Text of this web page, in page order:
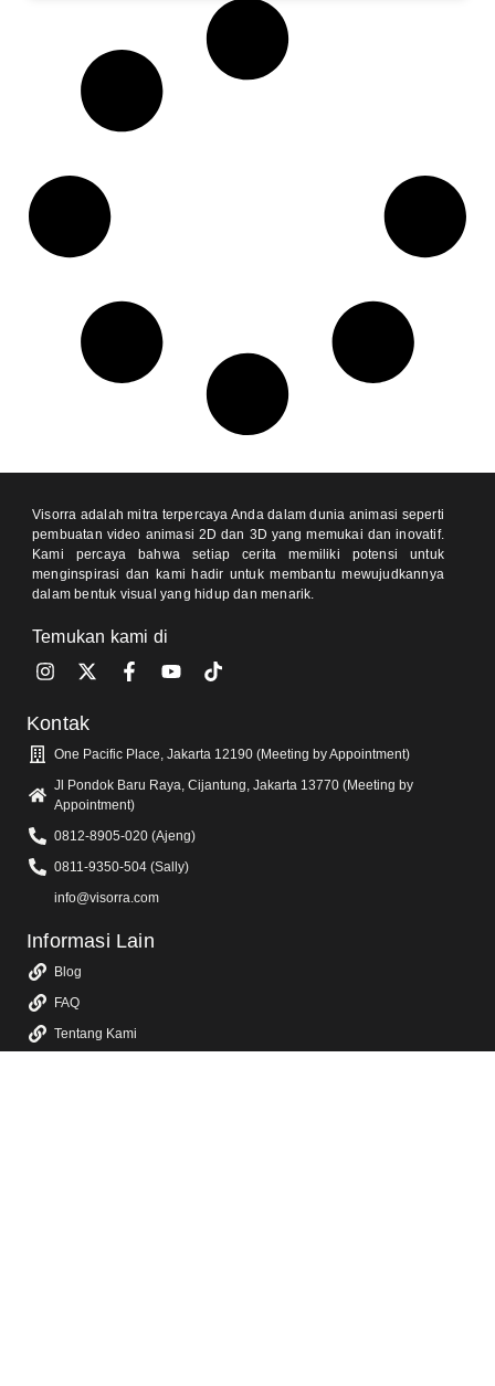
Visorra adalah mitra terpercaya Anda dalam dunia animasi seperti
pembuatan video animasi 2D dan 3D yang memukai dan inovatif.
Kami percaya bahwa setiap cerita memiliki potensi untuk
menginspirasi dan kami hadir untuk membantu mewujudkannya
dalam bentuk visual yang hidup dan menarik.
Temukan kami di
Kontak
One Pacific Place, Jakarta 12190 (Meeting by Appointment)
Jl Pondok Baru Raya, Cijantung, Jakarta 13770 (Meeting by
Appointment)
0812-8905-020 (Ajeng)
0811-9350-504 (Sally)
info@visorra.com
Informasi Lain
Blog
FAQ
Tentang Kami